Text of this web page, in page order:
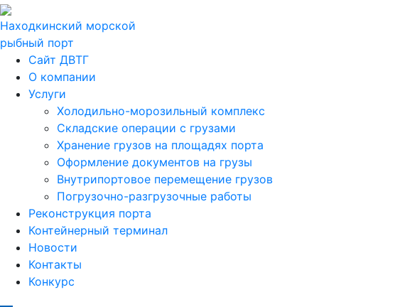
Находкинский морской
рыбный порт
Сайт ДВТГ
О компании
Услуги
Холодильно-морозильный комплекс
Складские операции с грузами
Хранение грузов на площадях порта
Оформление документов на грузы
Внутрипортовое перемещение грузов
Погрузочно-разгрузочные работы
Реконструкция порта
Контейнерный терминал
Новости
Контакты
Конкурс